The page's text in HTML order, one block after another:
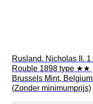
Rusland. Nicholas II. 1
Rouble 1898 type ★★
Brussels Mint, Belgium
(Zonder minimumprijs)